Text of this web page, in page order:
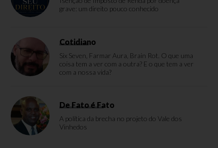
grave: um direito pouco conhecido
Cotidiano
Six Seven, Farmar Aura, Brain Rot. O que uma
coisa tem a ver com a outra? E o que tem a ver
com a nossa vida?
De Fato é Fato
A política da brecha no projeto do Vale dos
Vinhedos